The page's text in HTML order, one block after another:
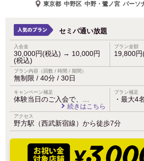
東京都 中野区 中野・鷺ノ宮 パーソ
セミパ通い放題
入会金
30,000円(税込) → 10,000円
(税込)
プラン金額
19,800円
プラン内容（回数 / 時間 / 期間）
無制限 / 40分 / 30日
キャンペーン補足
体験当日のご入会で、…
続きはこちら
プラン補足
・最大4
アクセス
野方駅（西武新宿線）から徒歩7分